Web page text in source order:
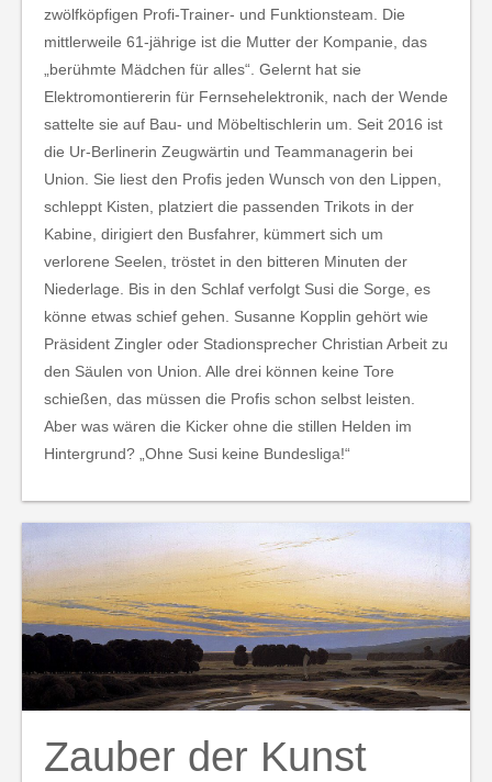
zwölfköpfigen Profi-Trainer- und Funktionsteam. Die
mittlerweile 61-jährige ist die Mutter der Kompanie, das
„berühmte Mädchen für alles“. Gelernt hat sie
Elektromontiererin für Fernsehelektronik, nach der Wende
sattelte sie auf Bau- und Möbeltischlerin um. Seit 2016 ist
die Ur-Berlinerin Zeugwärtin und Teammanagerin bei
Union. Sie liest den Profis jeden Wunsch von den Lippen,
schleppt Kisten, platziert die passenden Trikots in der
Kabine, dirigiert den Busfahrer, kümmert sich um
verlorene Seelen, tröstet in den bitteren Minuten der
Niederlage. Bis in den Schlaf verfolgt Susi die Sorge, es
könne etwas schief gehen. Susanne Kopplin gehört wie
Präsident Zingler oder Stadionsprecher Christian Arbeit zu
den Säulen von Union. Alle drei können keine Tore
schießen, das müssen die Profis schon selbst leisten.
Aber was wären die Kicker ohne die stillen Helden im
Hintergrund? „Ohne Susi keine Bundesliga!“
Zauber der Kunst